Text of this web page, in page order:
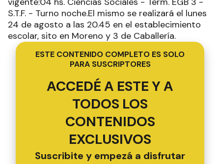
S.T.F. - Turno noche.El mismo se realizará el lunes
24 de agosto a las 20.45 en el establecimiento
escolar, sito en Moreno y 3 de Caballería.
ESTE CONTENIDO COMPLETO ES SOLO
PARA SUSCRIPTORES
ACCEDÉ A ESTE Y A
TODOS LOS
CONTENIDOS
EXCLUSIVOS
Suscribite y empezá a disfrutar